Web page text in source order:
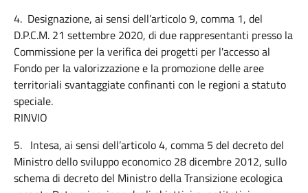
4. Designazione, ai sensi dell’articolo 9, comma 1, del
D.P.C.M. 21 settembre 2020, di due rappresentanti presso la
Commissione per la verifica dei progetti per l'accesso al
Fondo per la valorizzazione e la promozione delle aree
territoriali svantaggiate confinanti con le regioni a statuto
speciale.
RINVIO
5. Intesa, ai sensi dell’articolo 4, comma 5 del decreto del
Ministro dello sviluppo economico 28 dicembre 2012, sullo
schema di decreto del Ministro della Transizione ecologica